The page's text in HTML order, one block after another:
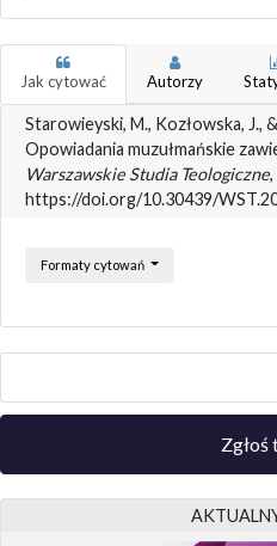
Jak cytować Autorzy
Starowieyski, M., Kozłowska, J.,
Opowiadania muzułmańskie
Warszawskie Studia Teologiczne,
https://doi.org/10.30439/
Formaty cytowań
Zgłoś